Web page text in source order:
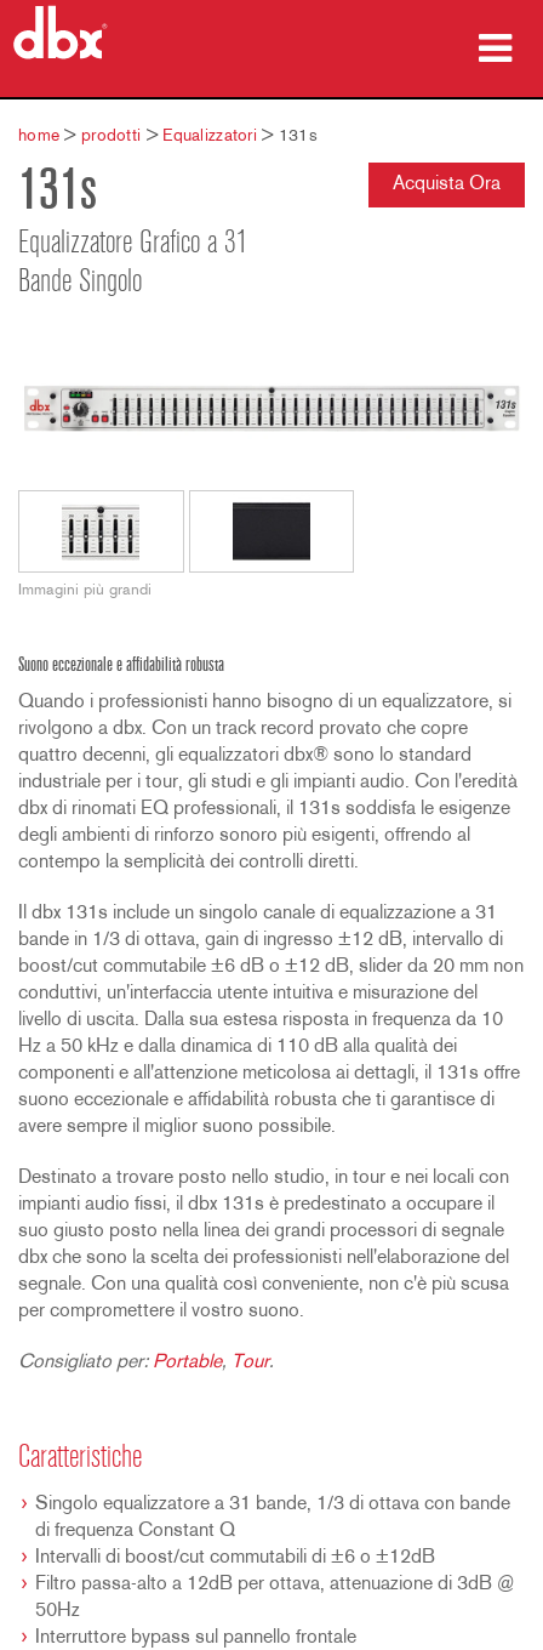
prodotti
Casi di studio
dove acquistare
formazione
home >prodotti > Equalizzatori > 131s
131s
Equalizzatore Grafico a 31
Bande Singolo
Acquista Ora
Immagini più grandi
Suono eccezionale e affidabilità robusta
Quando i professionisti hanno bisogno di un equalizzatore, si
rivolgono a dbx. Con un track record provato che copre
quattro decenni, gli equalizzatori dbx® sono lo standard
industriale per i tour, gli studi e gli impianti audio. Con l'eredità
dbx di rinomati EQ professionali, il 131s soddisfa le esigenze
degli ambienti di rinforzo sonoro più esigenti, offrendo al
contempo la semplicità dei controlli diretti.
Il dbx 131s include un singolo canale di equalizzazione a 31
bande in 1/3 di ottava, gain di ingresso ±12 dB, intervallo di
boost/cut commutabile ±6 dB o ±12 dB, slider da 20 mm non
conduttivi, un'interfaccia utente intuitiva e misurazione del
livello di uscita. Dalla sua estesa risposta in frequenza da 10
Hz a 50 kHz e dalla dinamica di 110 dB alla qualità dei
componenti e all'attenzione meticolosa ai dettagli, il 131s offre
suono eccezionale e affidabilità robusta che ti garantisce di
avere sempre il miglior suono possibile.
Destinato a trovare posto nello studio, in tour e nei locali con
impianti audio fissi, il dbx 131s è predestinato a occupare il
suo giusto posto nella linea dei grandi processori di segnale
dbx che sono la scelta dei professionisti nell'elaborazione del
segnale. Con una qualità così conveniente, non c'è più scusa
per compromettere il vostro suono.
Consigliato per: Portable, Tour.
Caratteristiche
Singolo equalizzatore a 31 bande, 1/3 di ottava con bande
di frequenza Constant Q
Intervalli di boost/cut commutabili di ±6 o ±12dB
Filtro passa-alto a 12dB per ottava, attenuazione di 3dB @
50Hz
Interruttore bypass sul pannello frontale